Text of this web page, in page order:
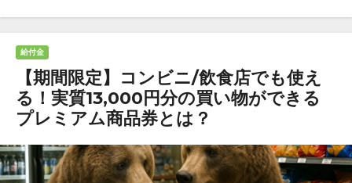
給付金
【期間限定】コンビニ/飲食店でも使え
る！実質13,000円分の買い物ができる
プレミアム商品券とは？